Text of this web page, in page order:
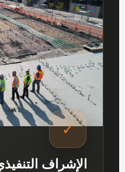
✓
الإشراف التنفيذي